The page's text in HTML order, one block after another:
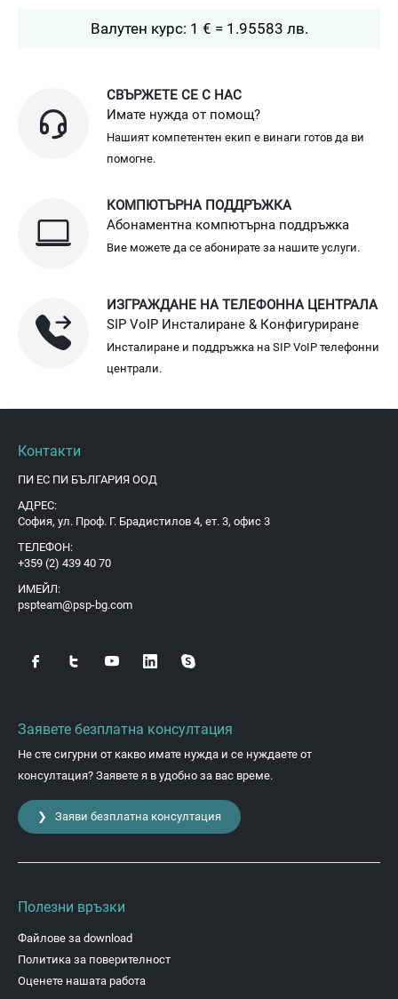
Валутен курс: 1 € = 1.95583 лв.
СВЪРЖЕТЕ СЕ С НАС
Имате нужда от помощ?
Нашият компетентен екип е винаги готов да ви
помогне.
КОМПЮТЪРНА ПОДДРЪЖКА
Абонаментна компютърна поддръжка
Вие можете да се абонирате за нашите услуги.
ИЗГРАЖДАНЕ НА ТЕЛЕФОННА ЦЕНТРАЛА
SIP VoIP Инсталиране & Конфигуриране
Инсталиране и поддръжка на SIP VoIP телефонни
централи.
Контакти
ПИ ЕС ПИ БЪЛГАРИЯ ООД
АДРЕС:
София, ул. Проф. Г. Брадистилов 4, ет. 3, офис 3
ТЕЛЕФОН:
+359 (2) 439 40 70
ИМЕЙЛ:
pspteam@psp-bg.com
Заявете безплатна консултация
Не сте сигурни от какво имате нужда и се нуждаете от
консултация? Заявете я в удобно за вас време.
❯ Заяви безплатна консултация
Полезни връзки
Файлове за download
Политика за поверителност
Оценете нашата работа